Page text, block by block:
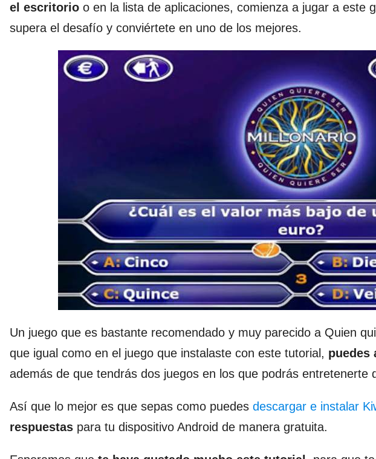
el escritorio o en la lista de aplicaciones, comienza a jugar a este
supera el desafío y conviértete en uno de los mejores.
Un juego que es bastante recomendado y muy parecido a Quien
que igual como en el juego que instalaste con este tutorial, puedes
además de que tendrás dos juegos en los que podrás entretenerte
Así que lo mejor es que sepas como puedes descargar e instalar
respuestas para tu dispositivo Android de manera gratuita.